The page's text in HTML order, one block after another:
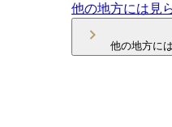
他の地方には見
他の地方に